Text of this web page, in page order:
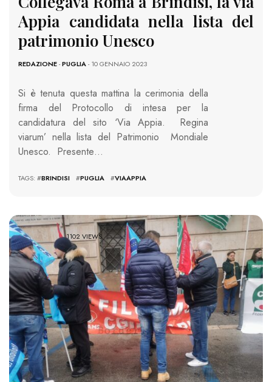
Appia candidata nella lista del
patrimonio Unesco
REDAZIONE-PUGLIA- 10 GENNAIO 2023
Si è tenuta questa mattina la cerimonia della
firma del Protocollo di intesa per la
candidatura del sito ‘Via Appia. Regina
viarum’ nella lista del Patrimonio Mondiale
Unesco. Presente…
TAGS: #BRINDISI #PUGLIA #VIAAPPIA
1102 VIEWS